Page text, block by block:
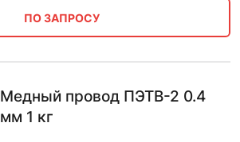
ПО ЗАПРОСУ
Медный провод ПЭТВ-2 0.4
мм 1 кг